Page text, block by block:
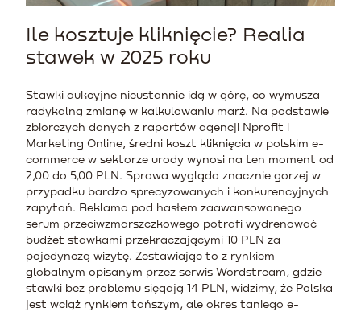
Ile kosztuje kliknięcie? Realia
stawek w 2025 roku
Stawki aukcyjne nieustannie idą w górę, co wymusza
radykalną zmianę w kalkulowaniu marż. Na podstawie
zbiorczych danych z raportów agencji Nprofit i
Marketing Online, średni koszt kliknięcia w polskim e-
commerce w sektorze urody wynosi na ten moment od
2,00 do 5,00 PLN. Sprawa wygląda znacznie gorzej w
przypadku bardzo sprecyzowanych i konkurencyjnych
zapytań. Reklama pod hasłem zaawansowanego
serum przeciwzmarszczkowego potrafi wydrenować
budżet stawkami przekraczającymi 10 PLN za
pojedynczą wizytę. Zestawiając to z rynkiem
globalnym opisanym przez serwis Wordstream, gdzie
stawki bez problemu sięgają 14 PLN, widzimy, że Polska
jest wciąż rynkiem tańszym, ale okres taniego e-